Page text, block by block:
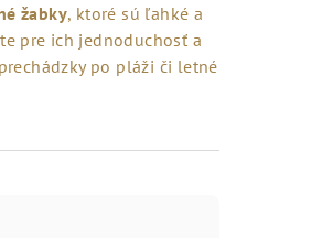
žabky, ktoré sú ľahké a
pre ich jednoduchosť a
po pláži či letné